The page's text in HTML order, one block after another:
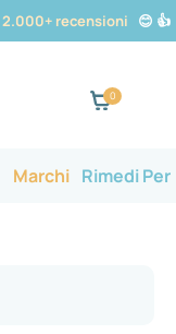
2.000+ recensioni 😊 👍
Marchi Rimedi Per